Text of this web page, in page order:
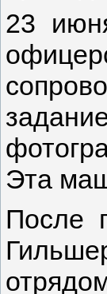
23
Эта
После